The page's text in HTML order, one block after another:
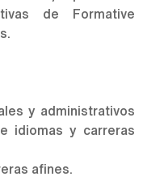
de Formative
y administrativos
idiomas y carreras
afines.